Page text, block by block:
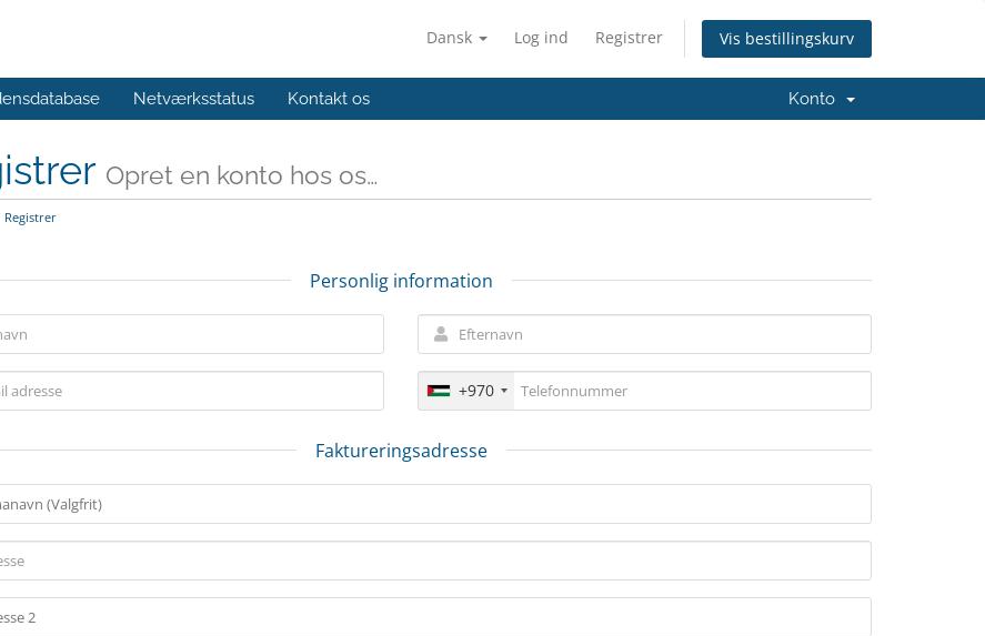
Dansk Log ind Registrer Vis bestillingskurv
Netværksstatus Kontakt os Konto
Opret en konto hos os…
Registrer
Personlig information
+970
Faktureringsadresse